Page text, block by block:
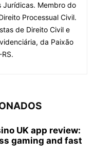
Jurídicas. Membro do
Processual Civil.
de Direito Civil e
da Paixão
UK app review:
gaming and fast